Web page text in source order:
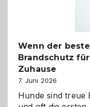
Wenn der
Brandschutz
Zuhause
7. Juni 2026
Hunde sind treue